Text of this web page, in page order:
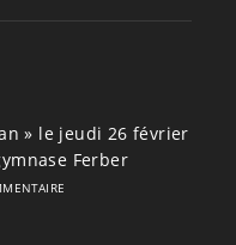
» le jeudi 26 février
Ferber